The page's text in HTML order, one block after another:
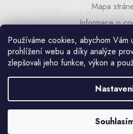
Používáme cookies, abychom Vám
prohlížení webu a díky analýze
zlepšovali jeho funkce, výkon a
Mapa
Informace o
© 2023 AA
Umělecká